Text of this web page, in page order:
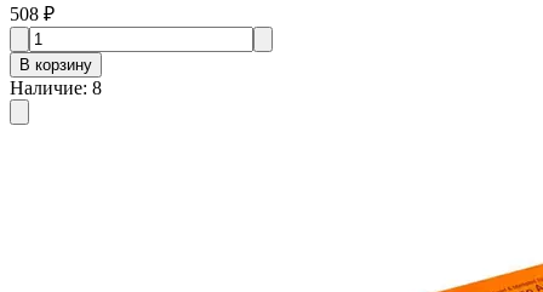
508 ₽
В корзину
Наличие: 8